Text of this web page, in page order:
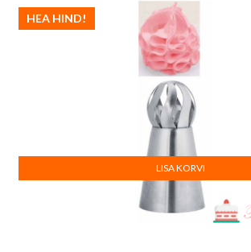
HEA HIND!
LISA KORVI